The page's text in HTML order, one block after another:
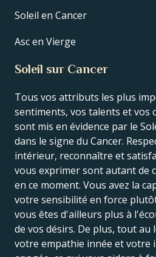
Soleil en Cancer
Asc en Vierge
Soleil sur Cancer
Tous vos attributs les plus
sentiments, vos talents et vos
sont mis en évidence par le
dans le signe du Cancer.
intérieur, reconnaître et
vous exprimer sont autant de
en ce moment. Vous avez la
votre sensibilité en force plutôt
vous êtes d'ailleurs plus à
de vos désirs. De plus, tout au
votre empathie innée et votre